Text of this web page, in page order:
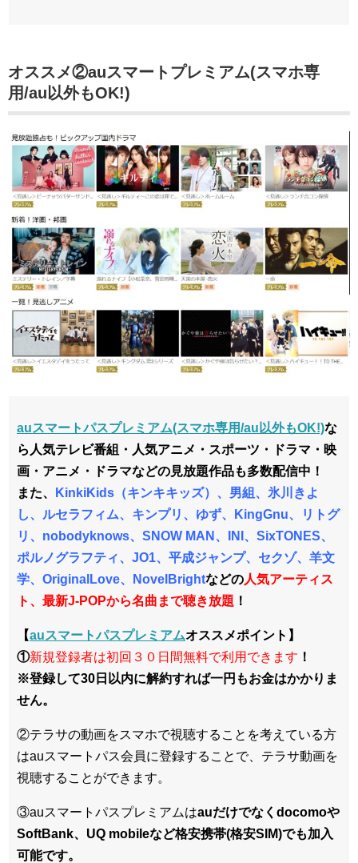
オススメ②auスマートプレミアム(スマホ専
用/au以外もOK!)
auスマートパスプレミアム(スマホ専用/au以外もOK!)な
ら人気テレビ番組・人気アニメ・スポーツ・ドラマ・映
画・アニメ・ドラマなどの見放題作品も多数配信中！
また、
KinkiKids（キンキキッズ）、男組、氷川きよ
し、ルセラフィム、キンプリ、ゆず、KingGnu、リトグ
リ、nobodyknows、SNOW MAN、INI、SixTONES、
ポルノグラフティ、JO1、平成ジャンプ、セクゾ、羊文
学、OriginalLove、NovelBrightなどの人気アーティス
ト、最新J-POPから名曲まで聴き放題 ！
【auスマートパスプレミアムオススメポイント】
①新規登録者は初回３０日間無料で利用できます ！
※登録して30日以内に解約すれば一円もお金はかかりま
せん。
②テラサの動画をスマホで視聴することを考えている方
はauスマートパス会員に登録することで、テラサ動画を
視聴することができます。
③auスマートパスプレミアムはauだけでなくdocomoや
SoftBank、UQ mobileなど格安携帯(格安SIM)でも加入
可能です。